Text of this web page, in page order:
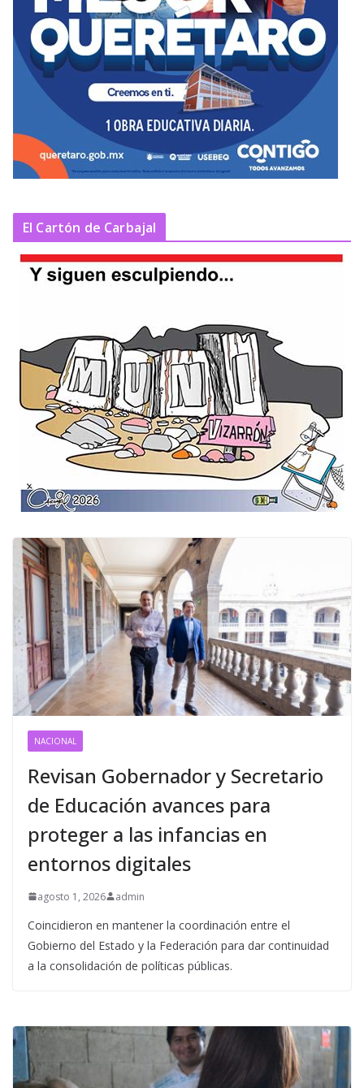
El Cartón de Carbajal
NACIONAL
Revisan Gobernador y Secretario
de Educación avances para
proteger a las infancias en
entornos digitales
agosto 1, 2026 admin
Coincidieron en mantener la coordinación entre el
Gobierno del Estado y la Federación para dar continuidad
a la consolidación de políticas públicas.